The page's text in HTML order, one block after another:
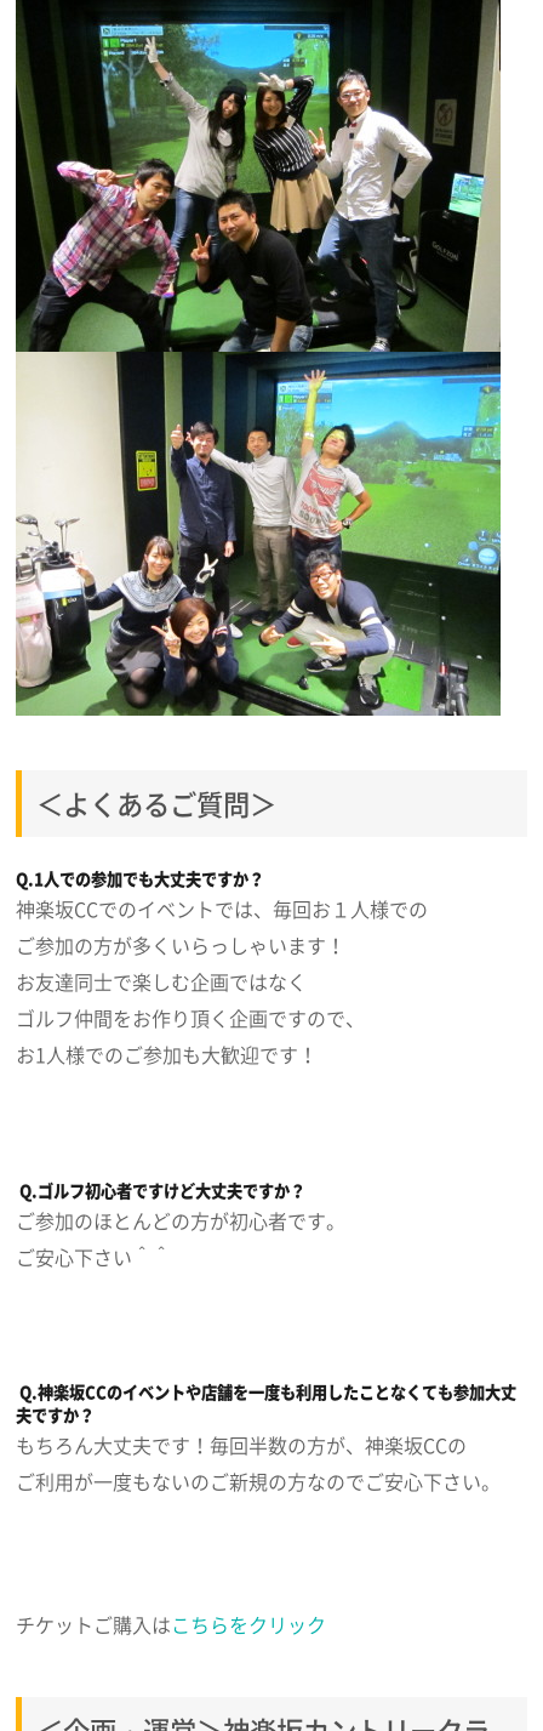
＜よくあるご質問＞
Q.1人での参加でも大丈夫ですか？
神楽坂CCでのイベントでは、毎回お１人様での
ご参加の方が多くいらっしゃいます！
お友達同士で楽しむ企画ではなく
ゴルフ仲間をお作り頂く企画ですので、
お1人様でのご参加も大歓迎です！
Q.ゴルフ初心者ですけど大丈夫ですか？
ご参加のほとんどの方が初心者です。
ご安心下さい＾＾
Q.神楽坂CCのイベントや店舗を一度も利用したことなくても参加大丈
夫ですか？
もちろん大丈夫です！毎回半数の方が、神楽坂CCの
ご利用が一度もないのご新規の方なのでご安心下さい。
チケットご購入はこちらをクリック